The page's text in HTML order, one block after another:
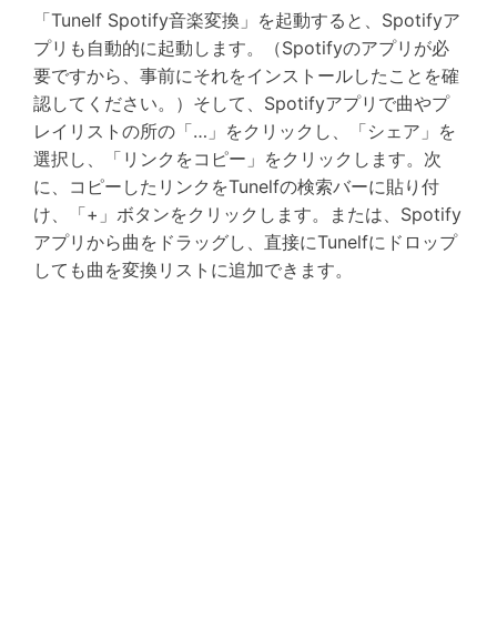
「Tunelf Spotify音楽変換」を起動すると、Spotifyア
プリも自動的に起動します。（Spotifyのアプリが必
要ですから、事前にそれをインストールしたことを確
認してください。）そして、Spotifyアプリで曲やプ
レイリストの所の「…」をクリックし、「シェア」を
選択し、「リンクをコピー」をクリックします。次
に、コピーしたリンクをTunelfの検索バーに貼り付
け、「+」ボタンをクリックします。または、Spotify
アプリから曲をドラッグし、直接にTunelfにドロップ
しても曲を変換リストに追加できます。